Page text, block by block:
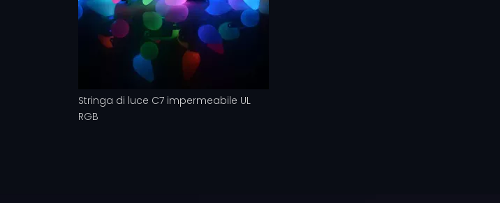
Stringa di luce C7 impermeabile UL
RGB